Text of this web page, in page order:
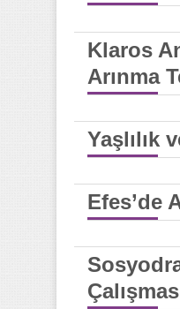
Klaros
Arınma
Yaşlılık
Efes’de